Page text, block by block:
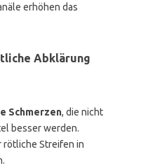
erhöhen das
Abklärung
Schmerzen, die nicht
besser werden.
rötliche Streifen in